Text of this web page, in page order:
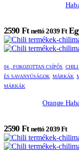
2590 Ft nettó2039Ft
04., FOKOZOTTAN CSÍPŐS CHILI
ÉS SAVANYÚSÁGOK MÁRKÁK
MÁRKÁK
Orange
2590 Ft nettó2039Ft